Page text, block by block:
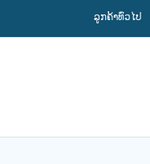
ລູກຄ້າທົ່ວໄປ